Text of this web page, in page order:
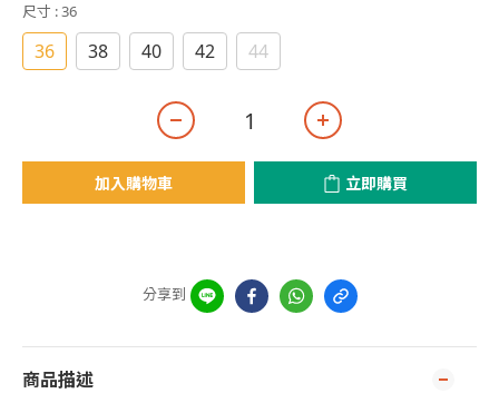
尺寸 : 36
36 38 40 42 44
加入購物車 立即購買
分享到
商品描述